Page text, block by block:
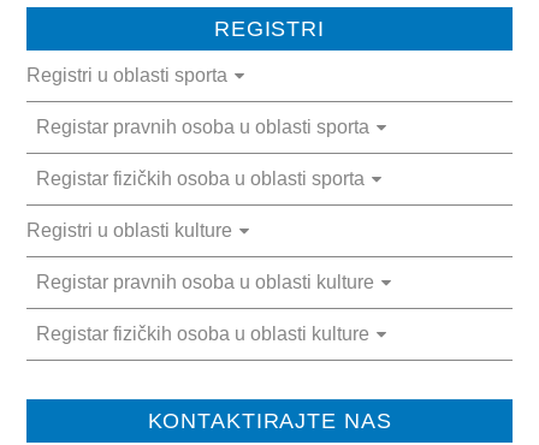
REGISTRI
Registri u oblasti sporta
Registar pravnih osoba u oblasti sporta
Registar fizičkih osoba u oblasti sporta
Registri u oblasti kulture
Registar pravnih osoba u oblasti kulture
Registar fizičkih osoba u oblasti kulture
KONTAKTIRAJTE NAS
OSTALO
MLADI
INFORMACIJE
VIJEĆA MLADIH NA PODRUČJU TK
OMLADINSKE ORGANIZACIJE
DOKUMENTI
OSTALO
ZAKONI I PODZAKONSKI AKTI